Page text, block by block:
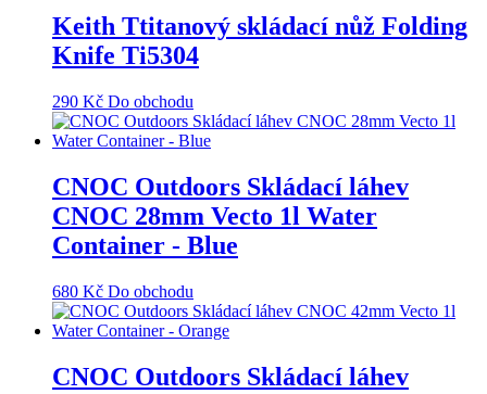
Keith Ttitanový skládací nůž Folding
Knife Ti5304
290 Kč Do obchodu
CNOC Outdoors Skládací láhev
CNOC 28mm Vecto 1l Water
Container - Blue
680 Kč Do obchodu
CNOC Outdoors Skládací láhev